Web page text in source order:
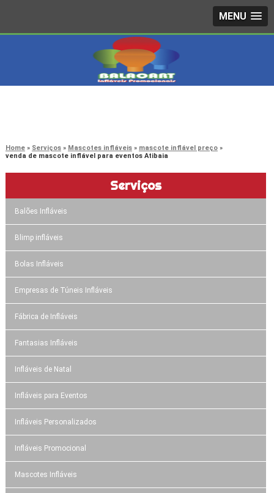
MENU
Home Serviços Mascotes infláveis
mascote inflável preço
venda de mascote inflável para eventos Atibaia
Serviços
Balões Infláveis
Blimp infláveis
Bolas Infláveis
Empresas de Túneis Infláveis
Fábrica de Infláveis
Fantasias Infláveis
Infláveis de Natal
Infláveis para Eventos
Infláveis Personalizados
Infláveis Promocional
Mascotes Infláveis